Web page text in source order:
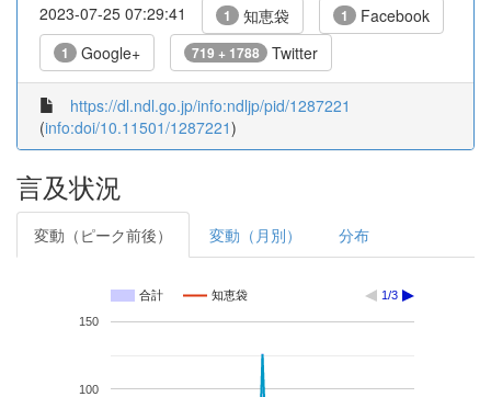
2023-07-25 07:29:41 1 知恵袋 1 Facebook
1 Google+ 719 + 1788 Twitter
https://dl.ndl.go.jp/info:ndljp/pid/1287221
(info:doi/10.11501/1287221)
言及状況
変動（ピーク前後） 変動（月別） 分布
合計 知恵袋 1/3
100
150